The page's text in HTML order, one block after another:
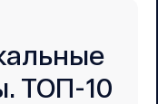
ТОП-10